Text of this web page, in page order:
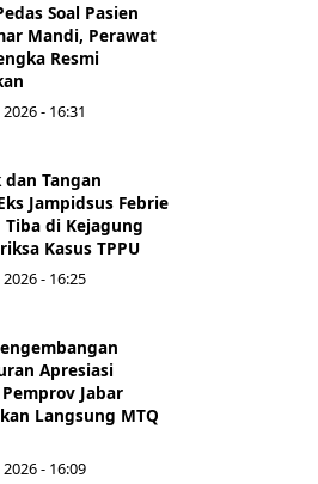
Soal Pasien
Mandi, Perawat
Resmi
- 16:31
dan Tangan
Jampidsus Febrie
di Kejagung
Kasus TPPU
- 16:25
Apresiasi
Jabar
Langsung MTQ
- 16:09